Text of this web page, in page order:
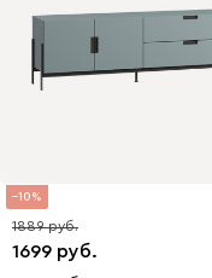
10
1699
1889